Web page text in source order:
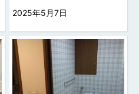
2025年5月7日